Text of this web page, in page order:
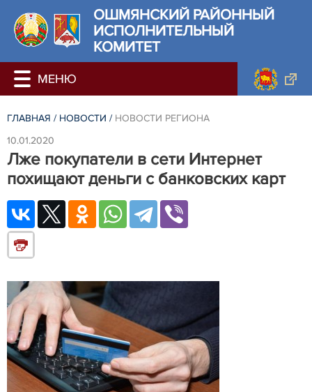
ОШМЯНСКИЙ РАЙОННЫЙ
ИСПОЛНИТЕЛЬНЫЙ
КОМИТЕТ
ГЛАВНАЯ / НОВОСТИ / НОВОСТИ РЕГИОНА
10.01.2020
Лже покупатели в сети Интернет
похищают деньги с банковских карт